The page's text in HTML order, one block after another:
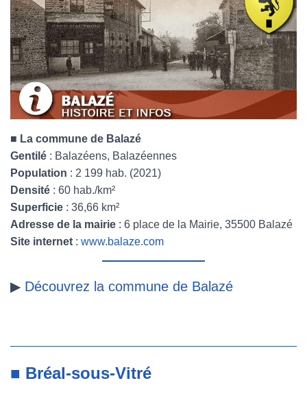
■ La commune de Balazé
Gentilé : Balazéens, Balazéennes
Population : 2 199 hab. (2021)
Densité : 60 hab./km²
Superficie : 36,66 km²
Adresse de la mairie : 6 place de la Mairie, 35500 Balazé
Site internet : www.balaze.com
▶ Découvrez la commune de Balazé
■ Bréal-sous-Vitré